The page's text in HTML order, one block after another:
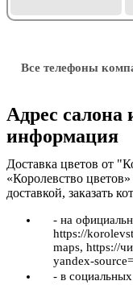
Все телефоны
Адрес салона
информация
Доставка цветов от
«Королевство
доставкой, заказать
- на
https://
maps, https://
yandex-
- в социальных